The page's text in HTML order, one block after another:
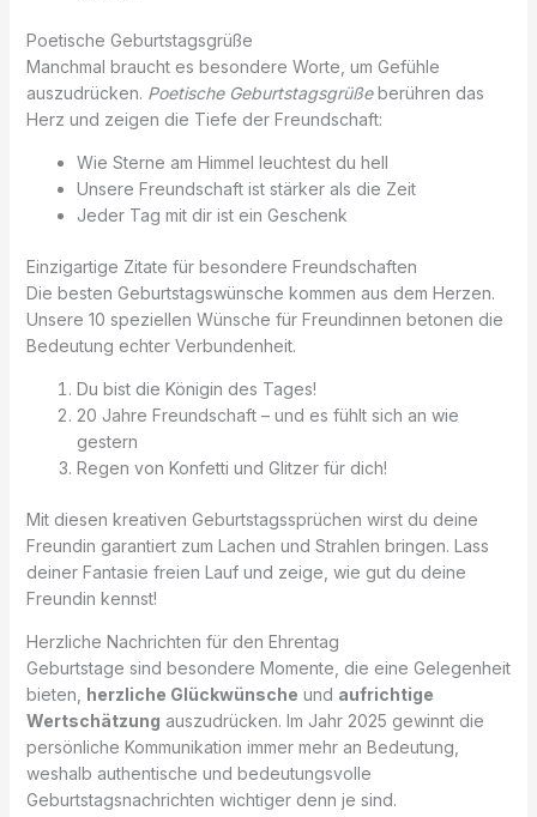
Poetische Geburtstagsgrüße
Manchmal braucht es besondere Worte, um Gefühle
auszudrücken. Poetische Geburtstagsgrüßeberühren das
Herz und zeigen die Tiefe der Freundschaft:
Wie Sterne am Himmel leuchtest du hell
Unsere Freundschaft ist stärker als die Zeit
Jeder Tag mit dir ist ein Geschenk
Einzigartige Zitate für besondere Freundschaften
Die besten Geburtstagswünsche kommen aus dem Herzen.
Unsere 10 speziellen Wünsche für Freundinnen betonen die
Bedeutung echter Verbundenheit.
Du bist die Königin des Tages!
20 Jahre Freundschaft – und es fühlt sich an wie
gestern
Regen von Konfetti und Glitzer für dich!
Mit diesen kreativen Geburtstagssprüchen wirst du deine
Freundin garantiert zum Lachen und Strahlen bringen. Lass
deiner Fantasie freien Lauf und zeige, wie gut du deine
Freundin kennst!
Herzliche Nachrichten für den Ehrentag
Geburtstage sind besondere Momente, die eine Gelegenheit
bieten, herzliche Glückwünsche und aufrichtige
Wertschätzung auszudrücken. Im Jahr 2025 gewinnt die
persönliche Kommunikation immer mehr an Bedeutung,
weshalb authentische und bedeutungsvolle
Geburtstagsnachrichten wichtiger denn je sind.